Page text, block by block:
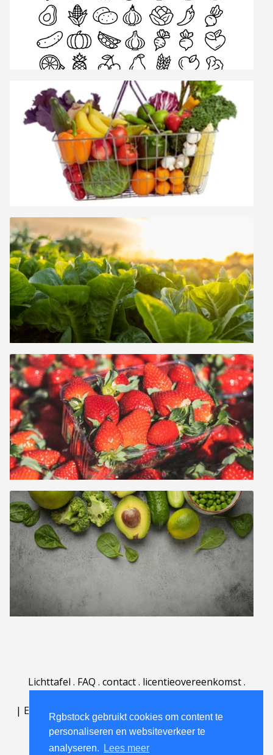
Rgbstock gebruikt cookies om content te
personaliseren en websiteverkeer te
analyseren.
Lees meer
Lichttafel . FAQ . contact. licentieovereenkomst.
| English | Deutsch Español | Português
Nederlands|